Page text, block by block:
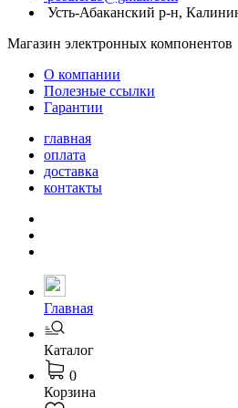
Усть-Абаканский р-н,
Магазин электронных компонентов
О компании
Полезные ссылки
Гарантии
главная
оплата
доставка
контакты
Главная
Каталог
0
Корзина